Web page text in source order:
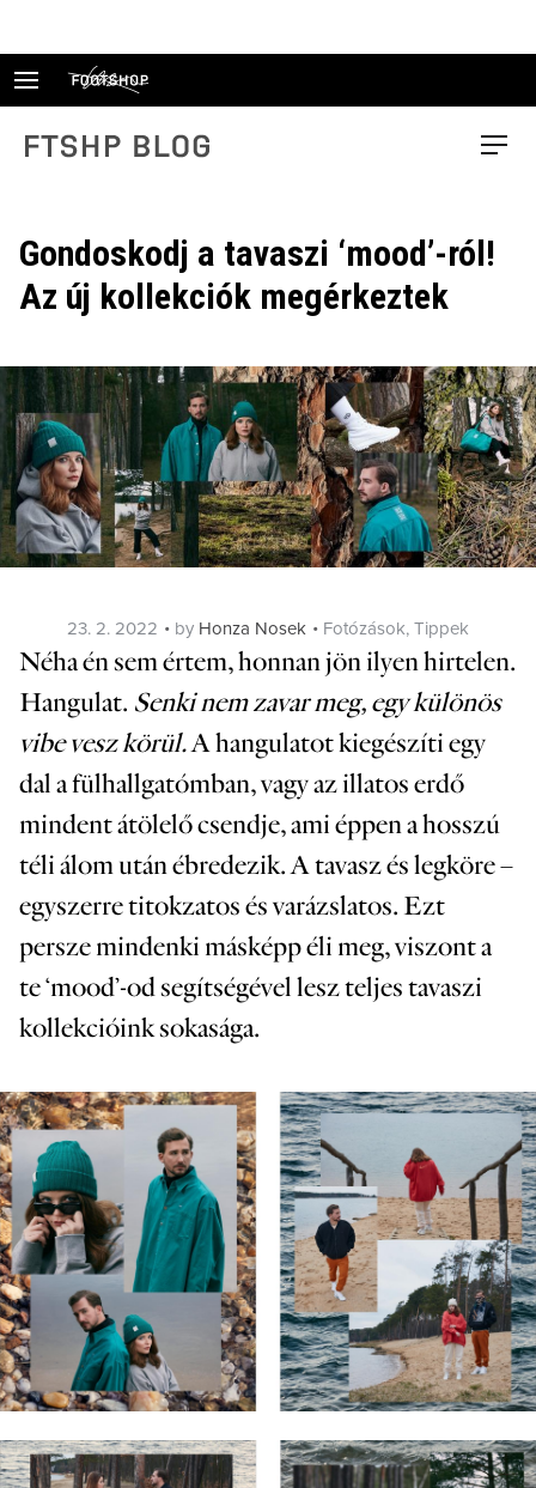
FTSHP blog Menu
Gondoskodj a tavaszi ‘mood’-ról!
Az új kollekciók megérkeztek
Posted
on
23. 2. 2022 by Honza Nosek Categories
Fotózások, Tippek
Néha én sem értem, honnan jön ilyen hirtelen.
Hangulat. Senki nem zavar meg, egy különös
vibe vesz körül.A hangulatot kiegészíti egy
dal a fülhallgatómban, vagy az illatos erdő
mindent átölelő csendje, ami éppen a hosszú
téli álom után ébredezik. A tavasz és legköre –
egyszerre titokzatos és varázslatos. Ezt
persze mindenki másképp éli meg, viszont a
te ‘mood’-od segítségével lesz teljes tavaszi
kollekcióink sokasága.